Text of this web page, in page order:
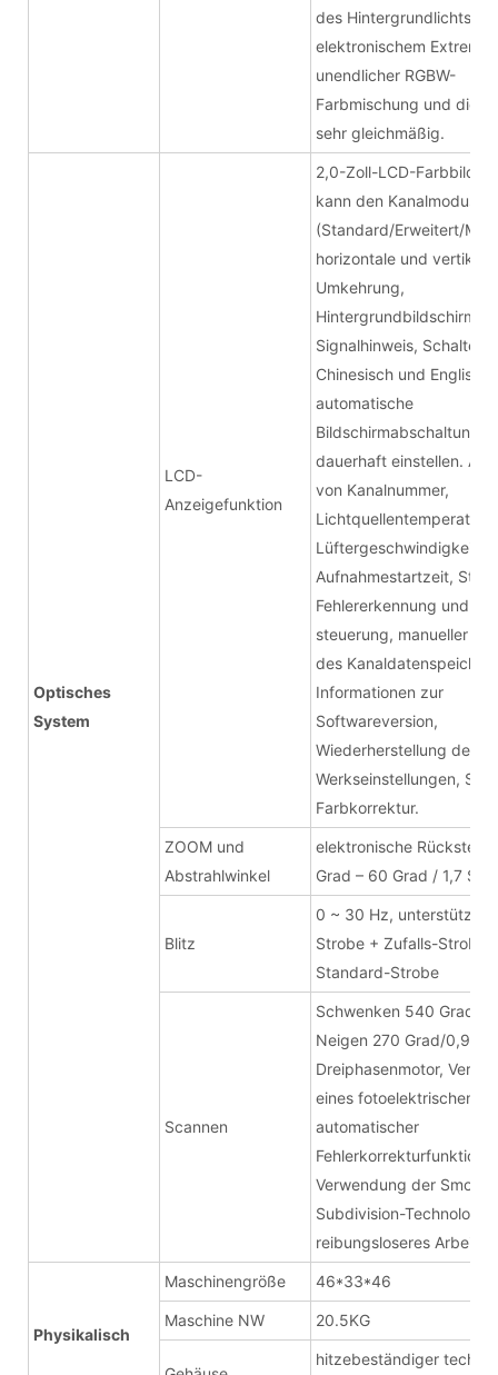
des Hintergrundlichts,
elektronischem
unendlicher RGBW-
Farbmischung und die
sehr gleichmäßig.
Optisches
System
LCD-
Anzeigefunktion
2,0-Zoll-LCD-
kann den Kanalmodus
(Standard/Erweitert/
horizontale und vertikale
Umkehrung,
Hintergrundbildschirm,
Signalhinweis, Schalter in
Chinesisch und Englisch,
automatische
Bildschirmabschaltung/-
dauerhaft einstellen.
von Kanalnummer,
Lichtquellentemperatur,
Lüftergeschwindigkeit,
Aufnahmestartzeit,
Fehlererkennung und -
steuerung, manueller
des
Informationen zur
Softwareversion,
Wiederherstellung der
Werkseinstellungen,
Farbkorrektur.
ZOOM und
Abstrahlwinkel
elektronische
Grad – 60 Grad / 1,7
Blitz
0 ~ 30 Hz, unterstützt
Strobe + Zufalls-Strobe
Standard-Strobe
Scannen
Schwenken 540 Grad/
Neigen 270 Grad/0,9 s,
Dreiphasenmotor,
eines fotoelektrischen
automatischer
Fehlerkorrekturfunktion,
Verwendung der
Subdivision-Technologie
reibungsloseres Arbeiten
Physikalisch
Maschinengröße 46*33*46
Maschine NW 20.5KG
hitzebeständiger